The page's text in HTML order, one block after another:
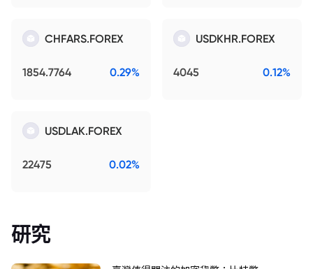
CHFARS.FOREX
1854.7764 0.29%
USDKHR.FOREX
4045 0.12%
USDLAK.FOREX
22475 0.02%
研究